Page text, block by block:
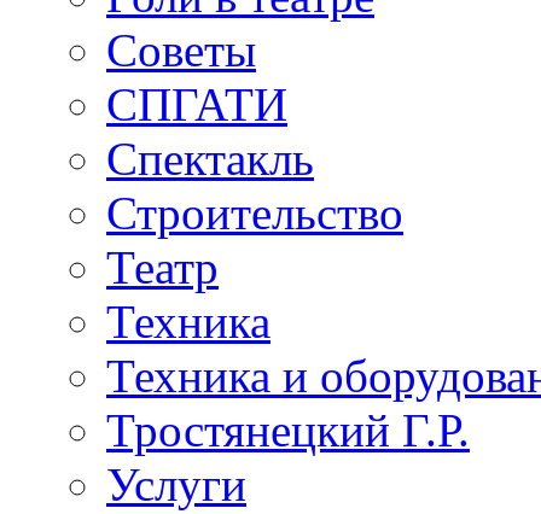
Советы
СПГАТИ
Спектакль
Строительство
Театр
Техника
Техника и
Тростянецкий Г.Р.
Услуги